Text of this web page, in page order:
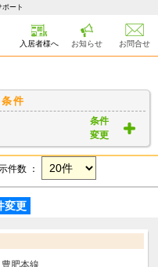
ート
入居者様へ お知らせ お問合せ
件
条件
変更
件数 ：
変更
豊肥本線